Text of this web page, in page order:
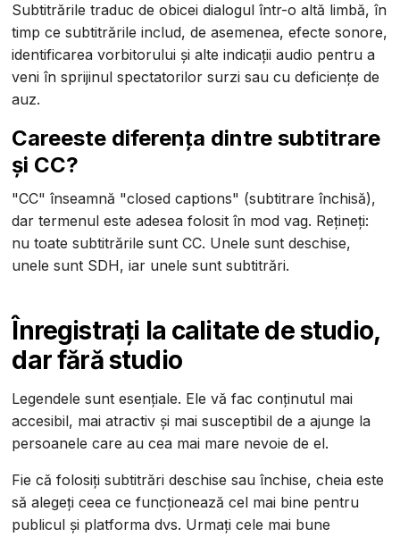
Subtitrările traduc de obicei dialogul într-o altă limbă, în
timp ce subtitrările includ, de asemenea, efecte sonore,
identificarea vorbitorului și alte indicații audio pentru a
veni în sprijinul spectatorilor surzi sau cu deficiențe de
auz.
‍Careeste diferența dintre subtitrare
și CC?
"CC" înseamnă "closed captions" (subtitrare închisă),
dar termenul este adesea folosit în mod vag. Rețineți:
nu toate subtitrările sunt CC. Unele sunt deschise,
unele sunt SDH, iar unele sunt subtitrări.
Înregistrați la calitate de studio,
dar fără studio
Legendele sunt esențiale. Ele vă fac conținutul mai
accesibil, mai atractiv și mai susceptibil de a ajunge la
persoanele care au cea mai mare nevoie de el.
Fie că folosiți subtitrări deschise sau închise, cheia este
să alegeți ceea ce funcționează cel mai bine pentru
publicul și platforma dvs. Urmați cele mai bune